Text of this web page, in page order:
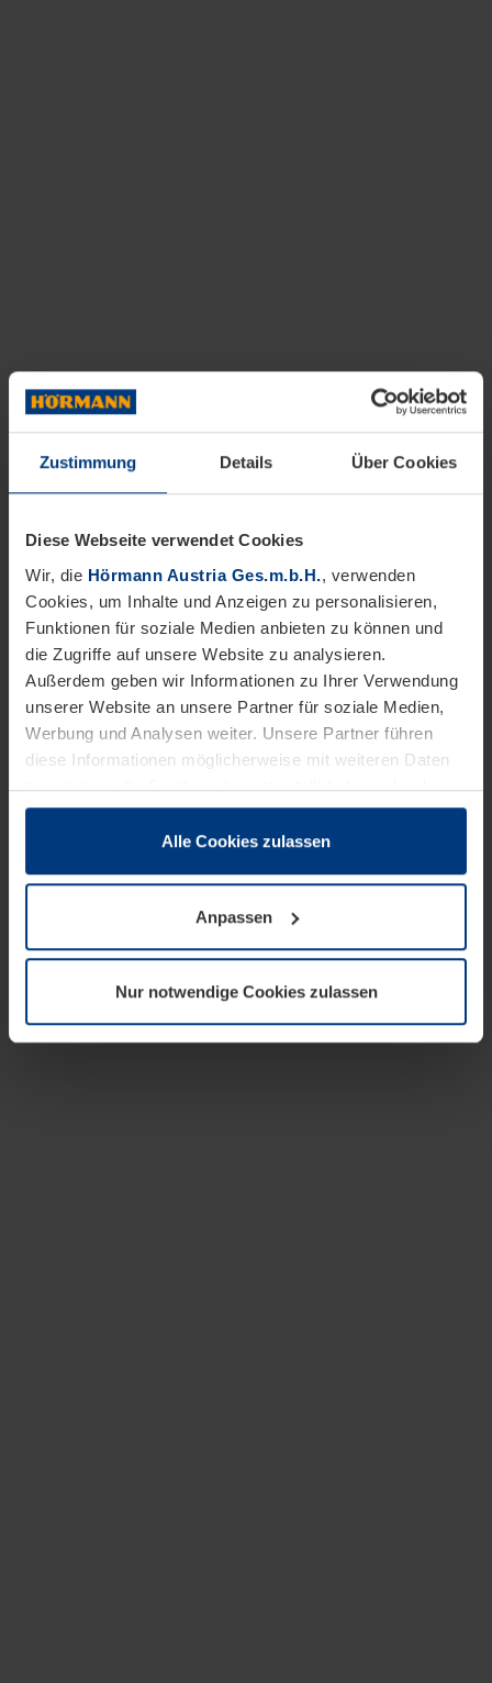
Zustimmung Details Über Cookies
Diese Webseite verwendet Cookies
Wir, die Hörmann Austria Ges.m.b.H., verwenden
Cookies, um Inhalte und Anzeigen zu personalisieren,
Funktionen für soziale Medien anbieten zu können und
die Zugriffe auf unsere Website zu analysieren.
Außerdem geben wir Informationen zu Ihrer Verwendung
unserer Website an unsere Partner für soziale Medien,
Werbung und Analysen weiter. Unsere Partner führen
diese Informationen möglicherweise mit weiteren Daten
zusammen, die Sie ihnen bereitgestellt haben oder die
sie im Rahmen Ihrer Nutzung der Dienste gesammelt
wenn diese für den Betrieb dieser Seite unbedingt
notwendig sind. Für alle anderen Cookie-Typen benötigen
wir Ihre Erlaubnis. Ihre Einwilligung können Sie jederzeit
Datenschutzerklärungunserer Website ändern oder
widerrufen.
Alle Cookies zulassen
Anpassen
Nur notwendige Cookies zulassen